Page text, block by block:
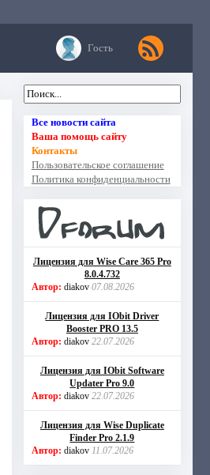
Гость
Все новости сайта
Ваша помощь сайту
Контакты
Пользовательское соглашение
Политика конфиденциальности
Лицензия для Wise Care 365 Pro
8.0.4.732
Автор: diakov 07.08.2026
Лицензия для IObit Driver
Booster PRO 13.5
Автор: diakov 22.07.2026
Лицензия для IObit Software
Updater Pro 9.0
Автор: diakov 22.07.2026
Лицензия для Wise Duplicate
Finder Pro 2.1.9
Автор: diakov 11.07.2026